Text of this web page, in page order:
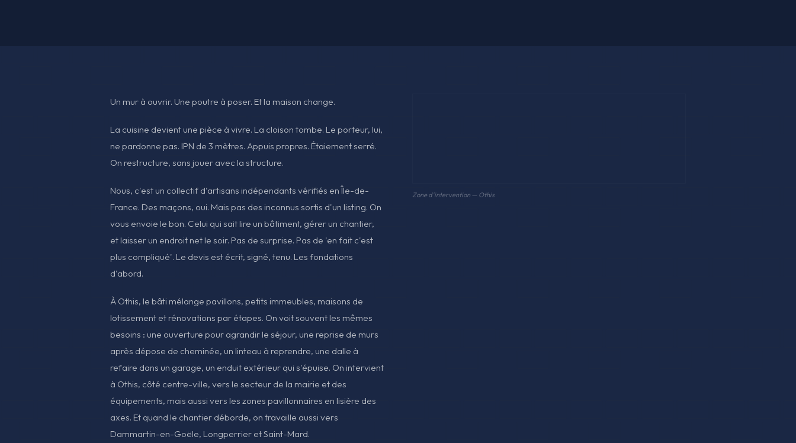
Un mur à ouvrir. Une poutre à poser. Et la maison change.
La cuisine devient une pièce à vivre. La cloison tombe. Le porteur, lui,
ne pardonne pas. IPN de 3 mètres. Appuis propres. Étaiement serré.
On restructure, sans jouer avec la structure.
Nous, c'est un collectif d'artisans indépendants vérifiés en Île-de-
France. Des maçons, oui. Mais pas des inconnus sortis d'un listing. On
vous envoie le bon. Celui qui sait lire un bâtiment, gérer un chantier,
et laisser un endroit net le soir. Pas de surprise. Pas de 'en fait c'est
plus compliqué'. Le devis est écrit, signé, tenu. Les fondations
d'abord.
À Othis, le bâti mélange pavillons, petits immeubles, maisons de
lotissement et rénovations par étapes. On voit souvent les mêmes
besoins : une ouverture pour agrandir le séjour, une reprise de murs
après dépose de cheminée, un linteau à reprendre, une dalle à
refaire dans un garage, un enduit extérieur qui s'épuise. On intervient
à Othis, côté centre-ville, vers le secteur de la mairie et des
équipements, mais aussi vers les zones pavillonnaires en lisière des
axes. Et quand le chantier déborde, on travaille aussi vers
Dammartin-en-Goële, Longperrier et Saint-Mard.
Zone d'intervention — Othis